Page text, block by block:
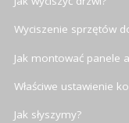
Wyciszenie sprzętów
Jak montować panele
Właściwe ustawienie
Jak słyszymy?